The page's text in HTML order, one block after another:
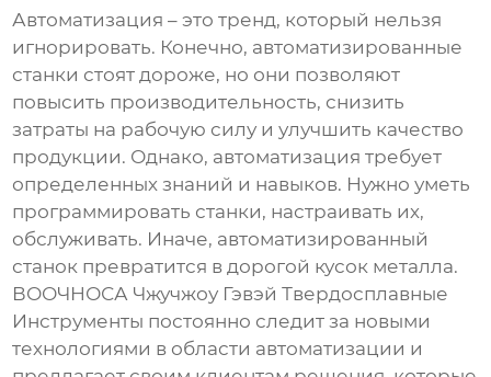
Автоматизация – это тренд, который нельзя
игнорировать. Конечно, автоматизированные
станки стоят дороже, но они позволяют
повысить производительность, снизить
затраты на рабочую силу и улучшить качество
продукции. Однако, автоматизация требует
определенных знаний и навыков. Нужно уметь
программировать станки, настраивать их,
обслуживать. Иначе, автоматизированный
станок превратится в дорогой кусок металла.
ВООЧНОСА Чжучжоу Гэвэй Твердосплавные
Инструменты постоянно следит за новыми
технологиями в области автоматизации и